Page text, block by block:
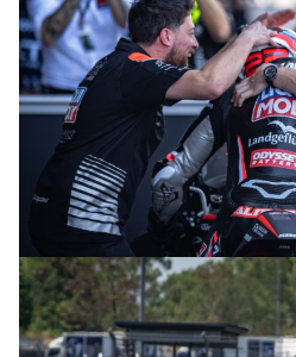
© R. Lekl & S. Wobser